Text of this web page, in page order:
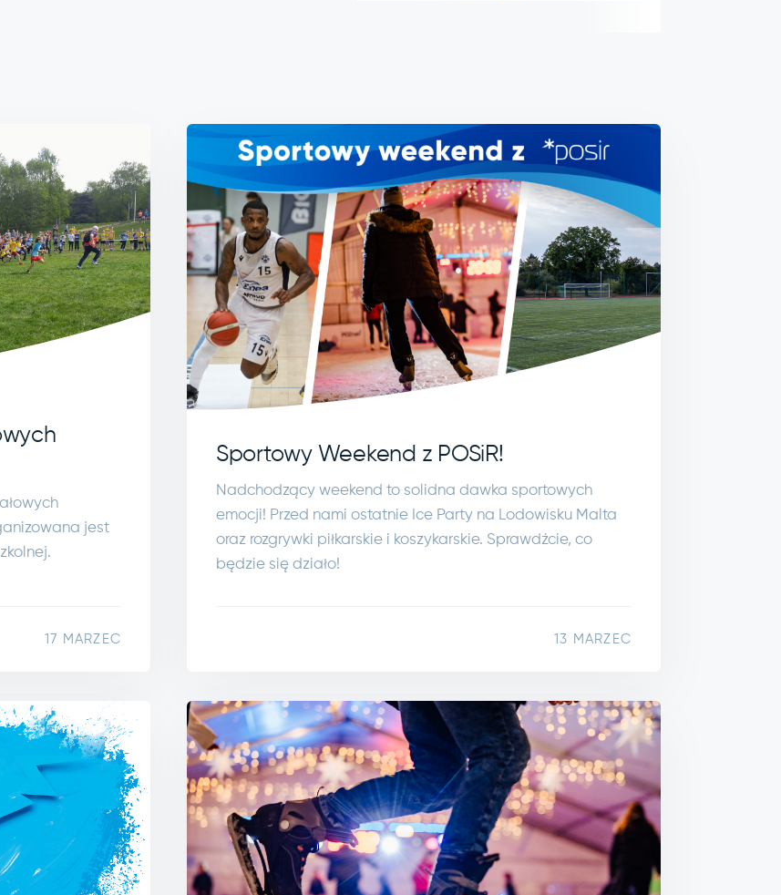
jest
17 MARZEC
Sportowy Weekend z POSiR!
Nadchodzący weekend to solidna dawka sportowych
emocji! Przed nami ostatnie Ice Party na Lodowisku Malta
oraz rozgrywki piłkarskie i koszykarskie. Sprawdźcie, co
będzie się działo!
13 MARZEC